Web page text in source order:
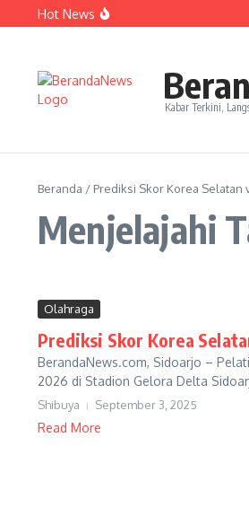
Lewati ke konten
Hot News
Janji Roberto Mancini
Kabar Terkini,
Beranda / Prediksi Skor Korea Selatan
Menjelajahi
Olahraga
Prediksi Skor Korea
BerandaNews.com, Sidoarjo –
2026 di Stadion Gelora Delta
Shibuya September 3, 2025
Read More